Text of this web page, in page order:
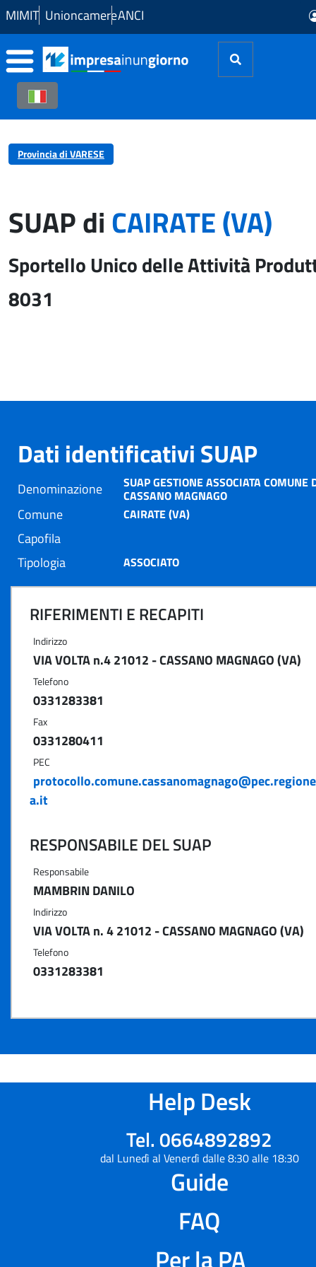
Skip to Main Content
MIMIT UnioncamereANCI
Provincia di VARESE
SUAP diCAIRATE (VA)
Sportello Unico delle Attività
8031
Dati identificativi SUAP
Denominazione SUAP GESTIONE ASSOCIATA COMUNE
CASSANO MAGNAGO
Comune CAIRATE (VA)
Capofila
Tipologia
ASSOCIATO
RIFERIMENTI E RECAPITI
Indirizzo
VIA VOLTA n.4 21012 - CASSANO MAGNAGO (VA)
Telefono
0331283381
Fax
0331280411
PEC
a.it
RESPONSABILE DEL SUAP
Responsabile
MAMBRIN DANILO
Indirizzo
VIA VOLTA n. 4 21012 - CASSANO MAGNAGO (VA)
Telefono
0331283381
Help Desk
Tel. 0664892892
dal Lunedì al Venerdì dalle 8:30 alle 18:30
Guide
FAQ
Per la PA